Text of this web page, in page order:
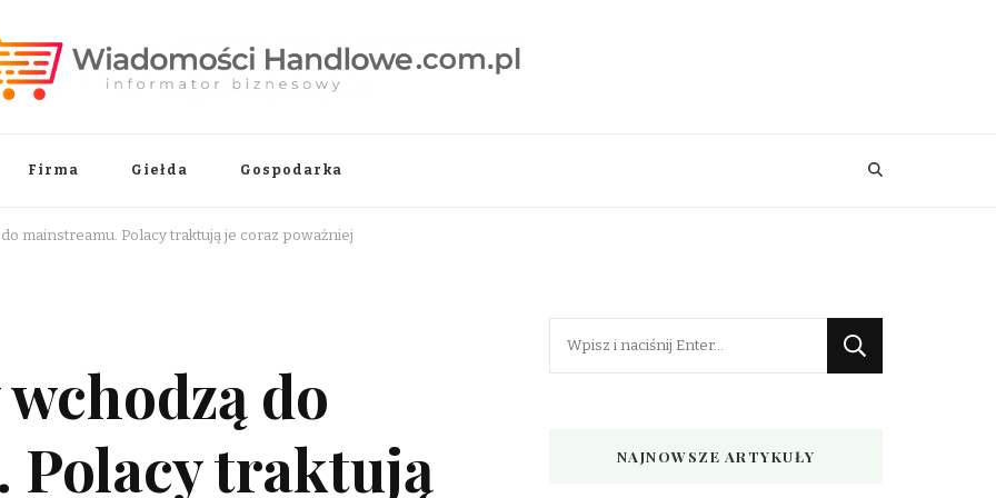
Firma Giełda Gospodarka
mainstreamu. Polacy traktują je coraz poważniej
do
Polacy traktują
NAJNOWSZE ARTYKUŁY